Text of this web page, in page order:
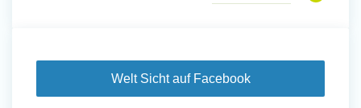
Welt Sicht auf Facebook